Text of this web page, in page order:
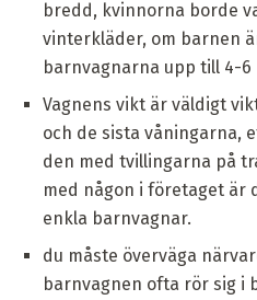
bredd, kvinnorna borde
vinterkläder, om barnen
barnvagnarna upp till 4-6
Vagnens vikt är väldigt
och de sista våningarna,
den med tvillingarna på
med någon i företaget är
enkla barnvagnar.
du måste överväga
barnvagnen ofta rör sig i